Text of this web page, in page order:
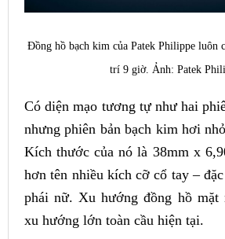
Đồng hồ bạch kim của Patek Philippe luôn
trí 9 giờ. Ảnh: Patek
Có diện mạo tương tự như hai
nhưng phiên bản bạch kim hơi
Kích thước của nó là 38mm x
hơn tên nhiều kích cỡ cổ tay –
phái nữ. Xu hướng đồng hồ mặt
xu hướng lớn toàn cầu hiện tại.